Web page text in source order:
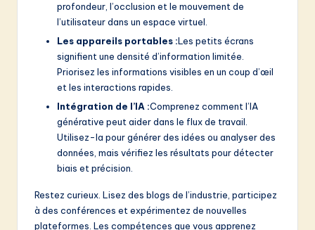
profondeur, l’occlusion et le mouvement de
l’utilisateur dans un espace virtuel.
Les appareils portables :Les petits écrans
signifient une densité d’information limitée.
Priorisez les informations visibles en un coup d’œil
et les interactions rapides.
Intégration de l’IA :Comprenez comment l’IA
générative peut aider dans le flux de travail.
Utilisez-la pour générer des idées ou analyser des
données, mais vérifiez les résultats pour détecter
biais et précision.
Restez curieux. Lisez des blogs de l’industrie, participez
à des conférences et expérimentez de nouvelles
plateformes. Les compétences que vous apprenez